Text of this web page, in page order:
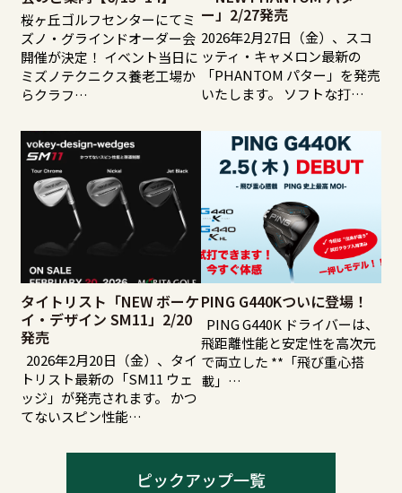
桜ヶ丘ゴルフセンターにてミ
ズノ・グラインドオーダー会
開催が決定！ イベント当日に
ミズノテクニクス養老工場か
らクラフ…
ー」2/27発売
2026年2月27日（金）、スコ
ッティ・キャメロン最新の
「PHANTOM パター」を発売
いたします。 ソフトな打…
タイトリスト「NEW ボーケ
イ・デザイン SM11」2/20
発売
2026年2月20日（金）、タイ
トリスト最新の「SM11 ウェ
ッジ」が発売されます。 かつ
てないスピン性能…
PING G440Kついに登場！
PING G440K ドライバーは、
飛距離性能と安定性を高次元
で両立した **「飛び重心搭
載」…
ピックアップ一覧